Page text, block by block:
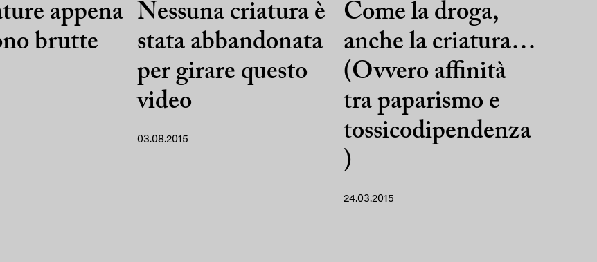
appena
brutte
Nessuna criatura è
stata abbandonata
per girare questo
video
03.08.2015
Come la droga,
anche la criatura…
(Ovvero affinità
tra paparismo e
tossicodipendenza
)
24.03.2015